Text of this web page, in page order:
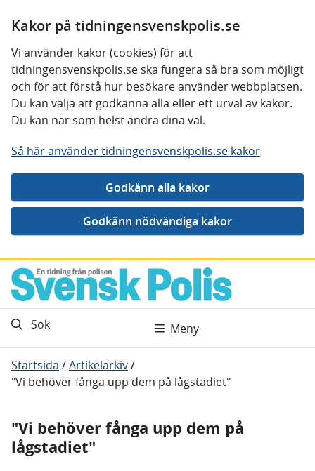
Kakor på tidningensvenskpolis.se
Vi använder kakor (cookies) för att
tidningensvenskpolis.se ska fungera så bra som möjligt
och för att förstå hur besökare använder webbplatsen.
Du kan välja att godkänna alla eller ett urval av kakor.
Du kan när som helst ändra dina val.
Så här använder tidningensvenskpolis.se kakor
Gå direkt till innehåll
Sök Meny
Startsida /Artikelarkiv/
"Vi behöver fånga upp dem på lågstadiet"
"Vi behöver fånga upp dem på
lågstadiet"